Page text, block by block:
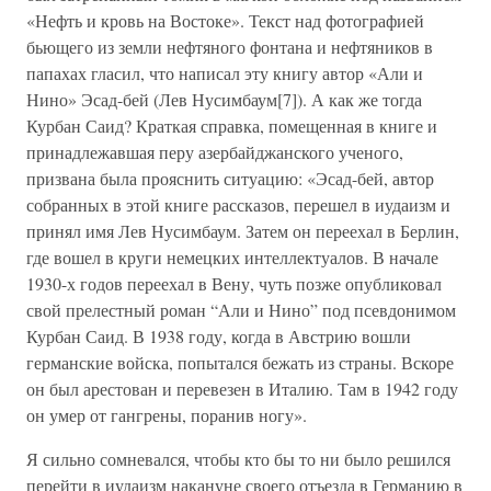
«Нефть и кровь на Востоке». Текст над фотографией
бьющего из земли нефтяного фонтана и нефтяников в
папахах гласил, что написал эту книгу автор «Али и
Нино» Эсад-бей (Лев Нусимбаум[7]). А как же тогда
Курбан Саид? Краткая справка, помещенная в книге и
принадлежавшая перу азербайджанского ученого,
призвана была прояснить ситуацию: «Эсад-бей, автор
собранных в этой книге рассказов, перешел в иудаизм и
принял имя Лев Нусимбаум. Затем он переехал в Берлин,
где вошел в круги немецких интеллектуалов. В начале
1930-х годов переехал в Вену, чуть позже опубликовал
свой прелестный роман “Али и Нино” под псевдонимом
Курбан Саид. В 1938 году, когда в Австрию вошли
германские войска, попытался бежать из страны. Вскоре
он был арестован и перевезен в Италию. Там в 1942 году
он умер от гангрены, поранив ногу».
Я сильно сомневался, чтобы кто бы то ни было решился
перейти в иудаизм накануне своего отъезда в Германию в